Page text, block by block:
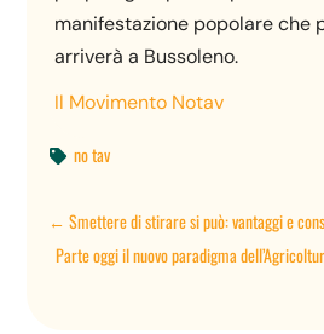
manifestazione popolare che
arriverà a Bussoleno.
Il Movimento Notav
 no tav
←Smettere di stirare si può: vantaggi e
Parte oggi il nuovo paradigma